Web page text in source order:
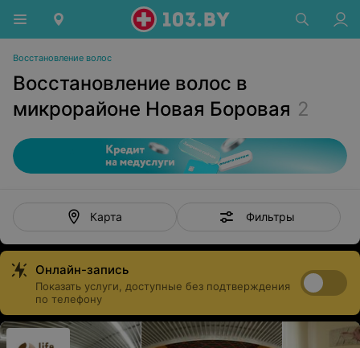
Восстановление волос
Восстановление волос в
микрорайоне Новая Боровая 2
Карта Фильтры
Онлайн-запись
Показать услуги, доступные без подтверждения
по телефону